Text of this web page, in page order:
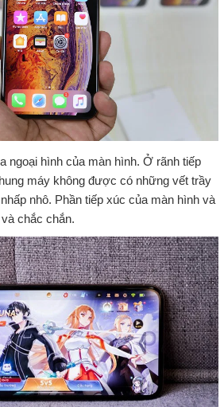
ngoại hình của màn hình. Ở rãnh tiếp
máy không được có những vết trầy
nhô. Phần tiếp xúc của màn hình và
chắc chắn.